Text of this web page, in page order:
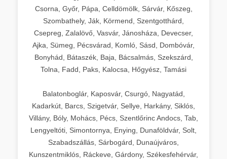
Csorna, Győr, Pápa, Celldömölk, Sárvár, Kőszeg,
Szombathely, Ják, Körmend, Szentgotthárd,
Csepreg, Zalalövő, Vasvár, Jánosháza, Devecser,
Ajka, Sümeg, Pécsvárad, Komló, Sásd, Dombóvár,
Bonyhád, Bátaszék, Baja, Bácsalmás, Szekszárd,
Tolna, Fadd, Paks, Kalocsa, Hőgyész, Tamási
Balatonboglár, Kaposvár, Csurgó, Nagyatád,
Kadarkút, Barcs, Szigetvár, Sellye, Harkány, Siklós,
Villány, Bóly, Mohács, Pécs, Szentlőrinc Andocs, Tab,
Lengyeltóti, Simontornya, Enying, Dunaföldvár, Solt,
Szabadszállás, Sárbogárd, Dunaújváros,
Kunszentmiklós, Ráckeve, Gárdony, Székesfehérvár,